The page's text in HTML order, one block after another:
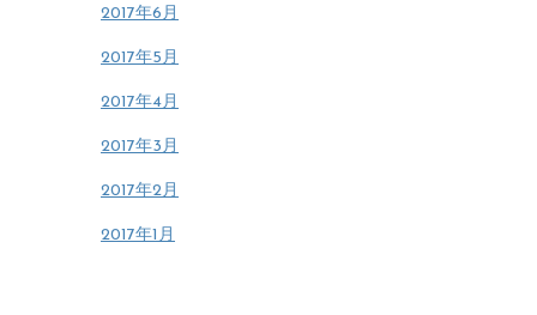
2017年6月
2017年5月
2017年4月
2017年3月
2017年2月
2017年1月